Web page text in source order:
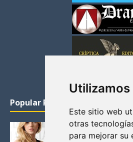
Este sitio web
otras
para mejorar su
Popular Posts
KATHERYN WINNICK:
VIKINGOS